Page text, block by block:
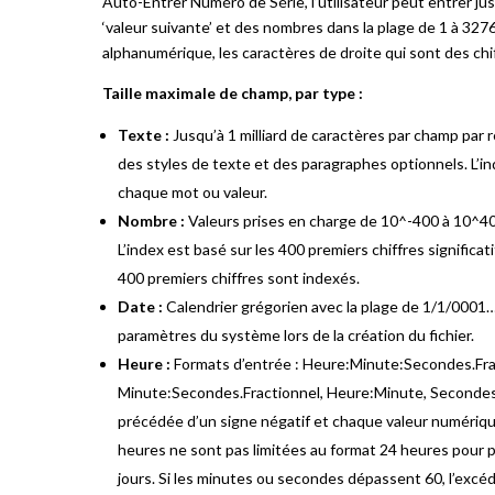
‘valeur suivante’ et des nombres dans la plage de 1 à
alphanumérique, les caractères de droite qui sont des
Taille maximale de champ, par type :
Texte : Jusqu’à 1 milliard de caractères par champ
des styles de texte et des paragraphes optionnels.
chaque mot ou valeur.
Nombre : Valeurs prises en charge de 10^-400 à
L’index est basé sur les 400 premiers chiffres
400 premiers chiffres sont indexés.
Date : Calendrier grégorien avec la plage de 1/1/
paramètres du système lors de la création du fichier.
Heure : Formats d’entrée :
Minute:Secondes.Fractionnel, Heure:Minute,
précédée d’un signe négatif et chaque valeur
heures ne sont pas limitées au format 24 heures pour
jours. Si les minutes ou secondes dépassent 60,